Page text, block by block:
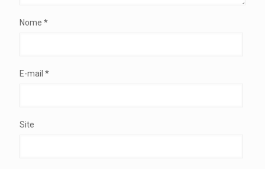
Nome *
E-mail *
Site